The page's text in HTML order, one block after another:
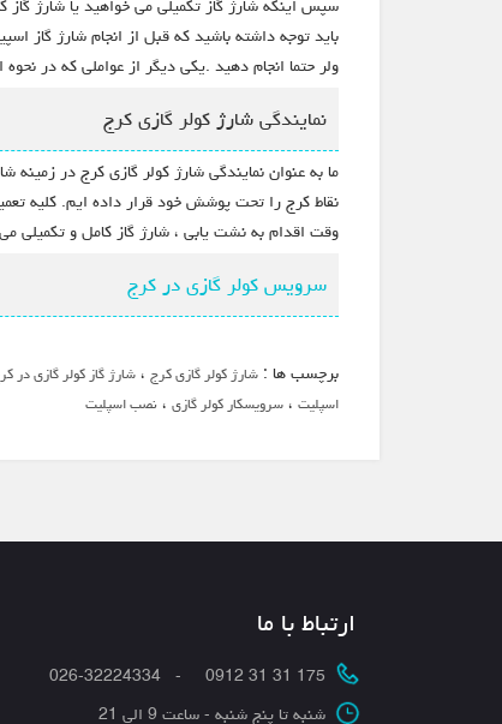
باید توجه داشته باشید که قبل از انجام شارژ گاز
ولر حتما انجام دهید .یکی دیگر از عواملی که در
نمایندگی شارژ کولر گازی کرج
ما به عنوان نمایندگی شارژ کولر گازی کرج در
نقاط کرج را تحت پوشش خود قرار داده ایم. کلیه
وقت اقدام به نشت یابی ، شارژ گاز کامل و تکمیلی
سرویس کولر گازی در کرج
برچسب ها :شارژ کولر گازی کرج ،شارژ گاز کولر گازی در
اسپلیت ،سرویسکار کولر گازی ،نصب اسپلیت
ارتباط با ما
175 31 31 0912 - 026-32224334
شنبه تا پنج شنبه - ساعت 9 الی 21